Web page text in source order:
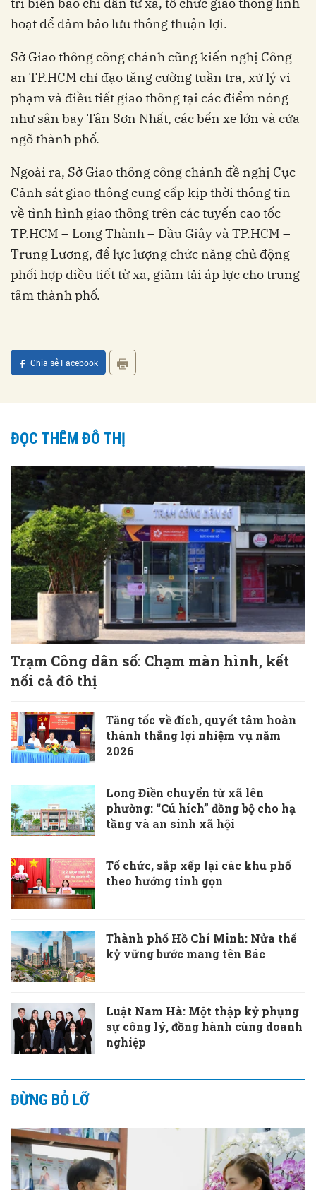
hoạt để đảm bảo lưu thông thuận lợi.
Sở Giao thông công chánh cũng kiến nghị Công
an TP.HCM chỉ đạo tăng cường tuần tra, xử lý vi
phạm và điều tiết giao thông tại các điểm nóng
như sân bay Tân Sơn Nhất, các bến xe lớn và cửa
ngõ thành phố.
Ngoài ra, Sở Giao thông công chánh đề nghị Cục
Cảnh sát giao thông cung cấp kịp thời thông tin
về tình hình giao thông trên các tuyến cao tốc
TP.HCM – Long Thành – Dầu Giây và TP.HCM –
Trung Lương, để lực lượng chức năng chủ động
phối hợp điều tiết từ xa, giảm tải áp lực cho trung
tâm thành phố.
Chia sẻ Facebook
ĐỌC THÊM ĐÔ THỊ
Trạm Công dân số: Chạm màn hình, kết
nối cả đô thị
Tăng tốc về đích, quyết tâm hoàn
thành thắng lợi nhiệm vụ năm
2026
Long Điền chuyển từ xã lên
phường: “Cú hích” đồng bộ cho hạ
tầng và an sinh xã hội
Tổ chức, sắp xếp lại các khu phố
theo hướng tinh gọn
Thành phố Hồ Chí Minh: Nửa thế
kỷ vững bước mang tên Bác
Luật Nam Hà: Một thập kỷ phụng
sự công lý, đồng hành cùng doanh
nghiệp
ĐỪNG BỎ LỠ